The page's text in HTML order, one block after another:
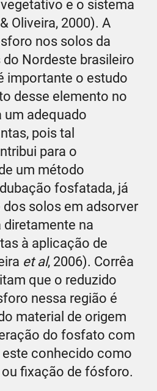
e o sistema
Oliveira, 2000). A
nos solos da
Nordeste brasileiro
importante o estudo
desse elemento no
um adequado
pois tal
para o
um método
fosfatada, já
solos em adsorver
na
à aplicação de
et al, 2006). Corrêa
que o reduzido
nessa região é
material de origem
do fosfato com
conhecido como
fixação de fósforo.